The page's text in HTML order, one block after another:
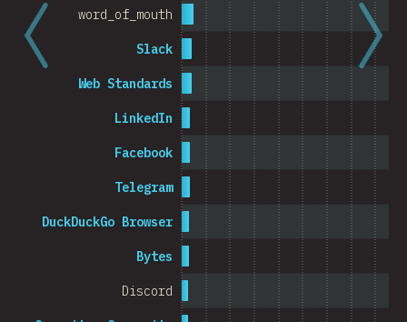
Discord
Bytes
DuckDuckGo Browser
Telegram
Facebook
LinkedIn
Web Standards
Slack
word_of_mouth